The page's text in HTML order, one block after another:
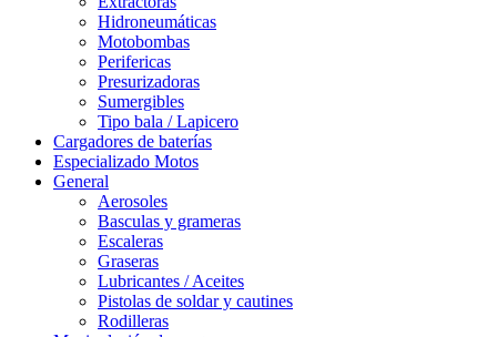
Hidroneumáticas
Motobombas
Perifericas
Presurizadoras
Sumergibles
Tipo bala / Lapicero
Cargadores de baterías
Especializado Motos
General
Aerosoles
Basculas y grameras
Escaleras
Graseras
Lubricantes / Aceites
Pistolas de soldar y cautines
Rodilleras